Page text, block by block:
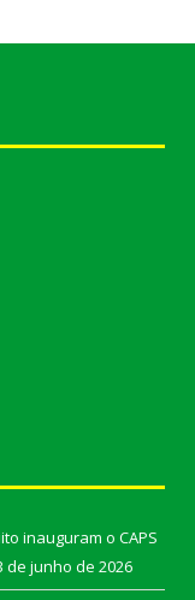
inauguram o CAPS
de junho de 2026